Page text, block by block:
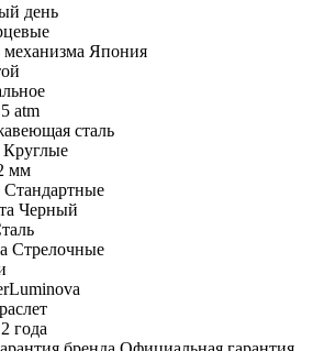
день
Япония
5 atm
сталь
Круглые
мм
Стандартные
Черный
Стрелочные
2 года